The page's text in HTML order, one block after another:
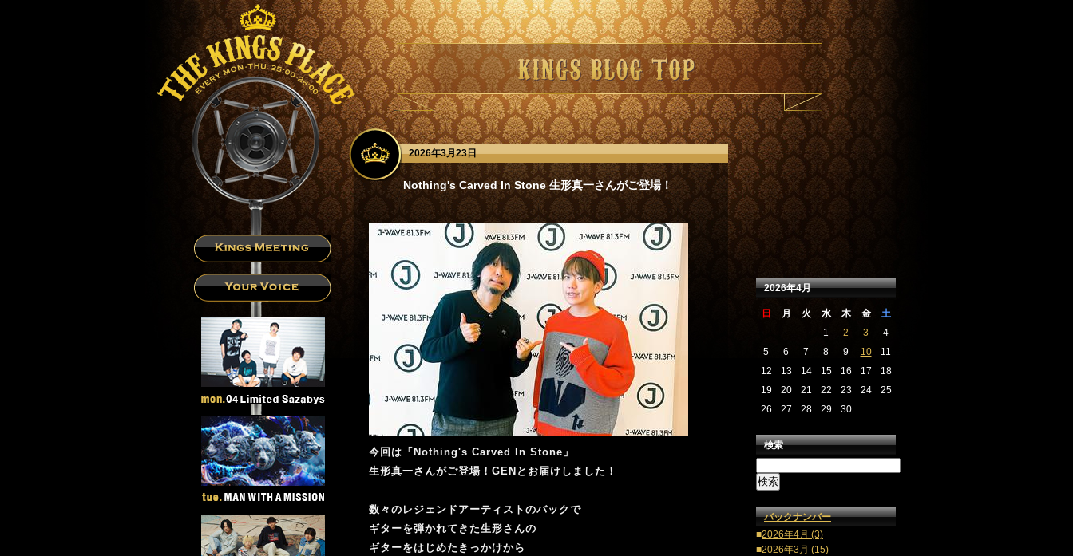
2026年3月23日
Nothing's Carved In Stone 生形真一さんがご登場！
今回は「Nothing's Carved In Stone」
生形真一さんがご登場！ GENとお届けしました！
数々のレジェンドアーティストのバックで
ギターを弾かれてきた生形さんの
ギターをはじめたきっかけから
2026年4月
日 月 火 水 木 金
土
1
2 3
4
5
6 7 8 9 10
11
12
13 14 15 16 17
18
19
20 21 22 23 24
25
26
27 28 29 30
検索
バックナンバー
■2026年4月 (3)
■2026年3月 (15)